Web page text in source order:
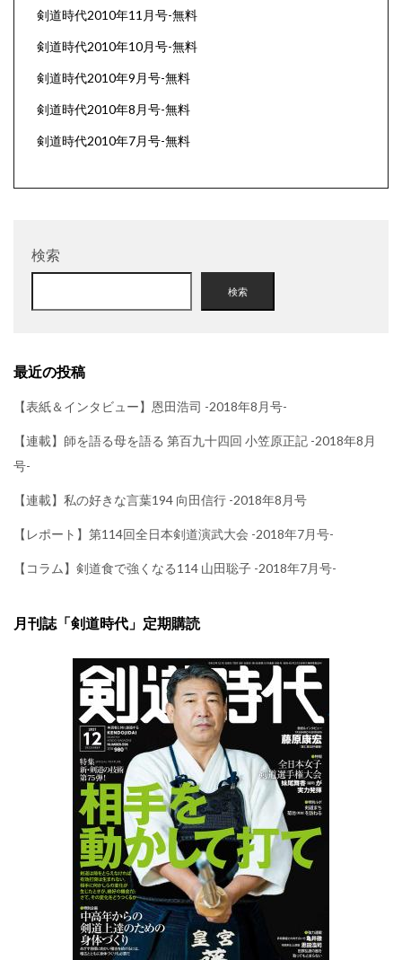
剣道時代2010年11月号-無料
剣道時代2010年10月号-無料
剣道時代2010年9月号-無料
剣道時代2010年8月号-無料
剣道時代2010年7月号-無料
検索
検索
最近の投稿
【表紙＆インタビュー】恩田浩司 -2018年8月号-
【連載】師を語る母を語る 第百九十四回 小笠原正記 -2018年8月
号-
【連載】私の好きな言葉194 向田信行 -2018年8月号
【レポート】第114回全日本剣道演武大会 -2018年7月号-
【コラム】剣道食で強くなる114 山田聡子 -2018年7月号-
月刊誌「剣道時代」定期購読